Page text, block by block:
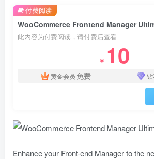
此内容为付费阅读，请付费后查看
￥ 10
黄金会员 免费
付费阅读
Enhance your Front-end Manager to the